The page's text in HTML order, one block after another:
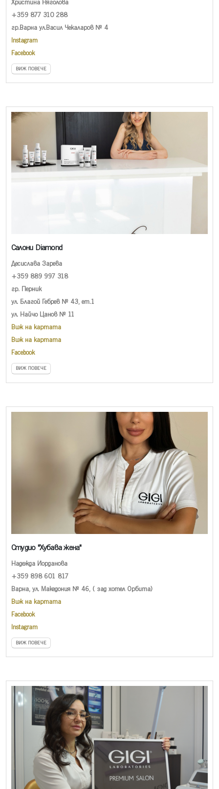
Христина Няголова
+359 877 310 288
гр.Варна ул.Васил Чекаларов № 4
Instagram
Facebook
ВИЖ ПОВЕЧЕ
Салони Diamond
Десислава Зарева
+359 889 997 318
гр. Перник
ул. Благой Гебрев № 43, ет.1
ул. Найчо Цанов № 11
Виж на картата
Виж на картата
Facebook
ВИЖ ПОВЕЧЕ
Студио "Хубава жена"
Надежда Йорданова
+359 898 601 817
Варна, ул. Македония № 46, ( зад хотел Орбита)
Виж на картата
Facebook
Instagram
ВИЖ ПОВЕЧЕ